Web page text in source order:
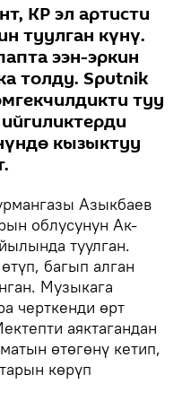
КР эл артисти
туулган күнү.
ээн-эркин
толду. Sputnik
туу
кызыктуу
Азыкбаев
облусунун Ак-
туулган.
багып алган
Музыкага
черткенди өрт
аяктагандан
өтөгөнү кетип,
көрүп